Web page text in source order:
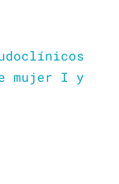
mujer I y